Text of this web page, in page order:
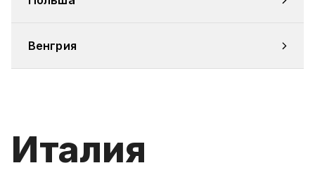
Венгрия
Италия